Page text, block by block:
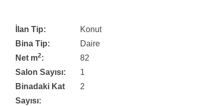
İlan Tip:
Konut
Bina Tip:
Daire
Net m2:
82
Salon Sayısı:
1
Binadaki Kat
Sayısı:
2